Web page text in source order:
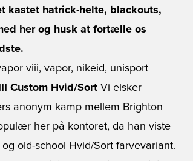
kastet hatrick-helte, blackouts,
her og husk at fortælle os
Custom Hvid/Sort Vi elsker
anonym kamp mellem Brighton
her på kontoret, da han viste
old-school Hvid/Sort farvevariant.